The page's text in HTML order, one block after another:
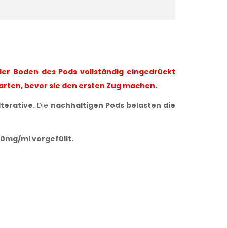
Boden des Pods vollständig eingedrückt
bevor sie den ersten Zug machen.
Die nachhaltigen Pods belasten die
mlvorgefüllt.